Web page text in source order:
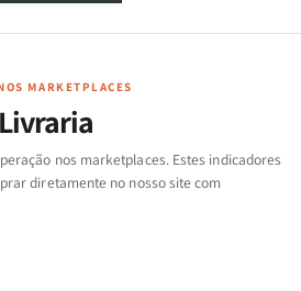
|
de
|
MARKETPLACES
nos marketplaces. Estes indicadores
diretamente no nosso site com